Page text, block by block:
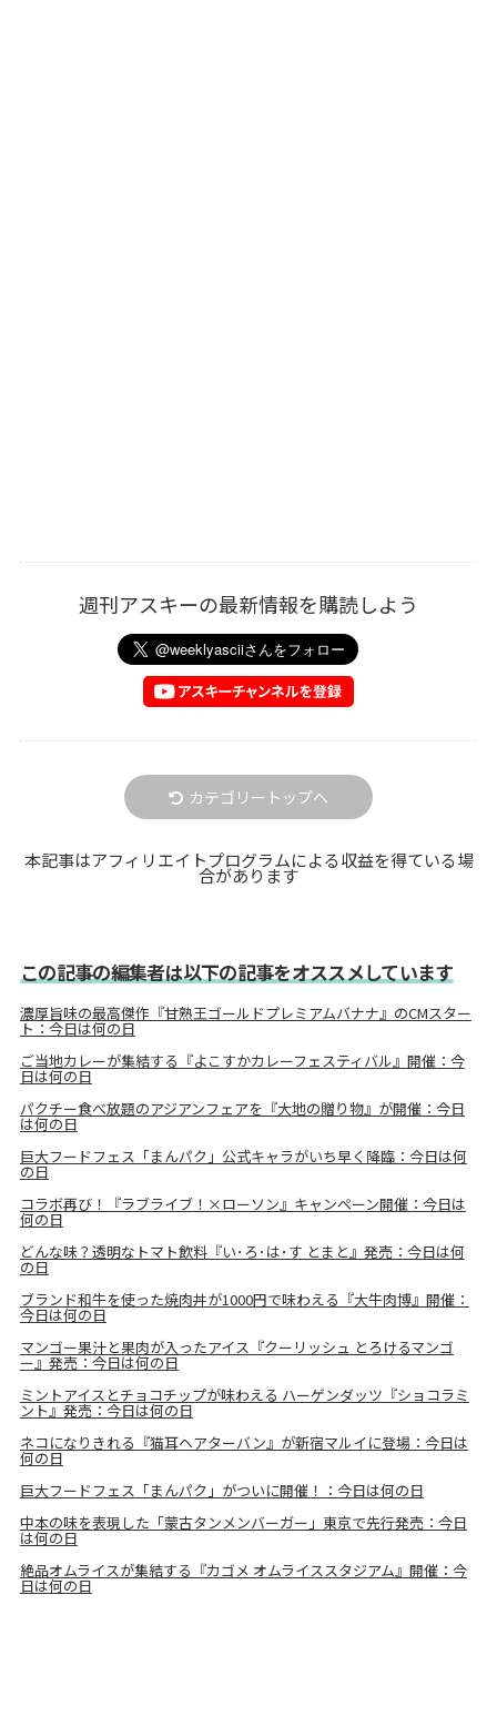
週刊アスキーの最新情報を購読しよう
カテゴリートップへ
本記事はアフィリエイトプログラムによる収益を得ている場
合があります
この記事の編集者は以下の記事をオススメしています
濃厚旨味の最高傑作『甘熟王ゴールドプレミアムバナナ』のCMスター
ト：今日は何の日
ご当地カレーが集結する『よこすかカレーフェスティバル』開催：今
日は何の日
パクチー食べ放題のアジアンフェアを『大地の贈り物』が開催：今日
は何の日
巨大フードフェス「まんパク」公式キャラがいち早く降臨：今日は何
の日
コラボ再び！『ラブライブ！×ローソン』キャンペーン開催：今日は
何の日
どんな味？透明なトマト飲料『い･ろ･は･す とまと』発売：今日は何
の日
ブランド和牛を使った焼肉丼が1000円で味わえる『大牛肉博』開催：
今日は何の日
マンゴー果汁と果肉が入ったアイス『クーリッシュ とろけるマンゴ
ー』発売：今日は何の日
ミントアイスとチョコチップが味わえる ハーゲンダッツ『ショコラミ
ント』発売：今日は何の日
ネコになりきれる『猫耳ヘアターバン』が新宿マルイに登場：今日は
何の日
巨大フードフェス「まんパク」がついに開催！：今日は何の日
中本の味を表現した「蒙古タンメンバーガー」東京で先行発売：今日
は何の日
絶品オムライスが集結する『カゴメ オムライススタジアム』開催：今
日は何の日